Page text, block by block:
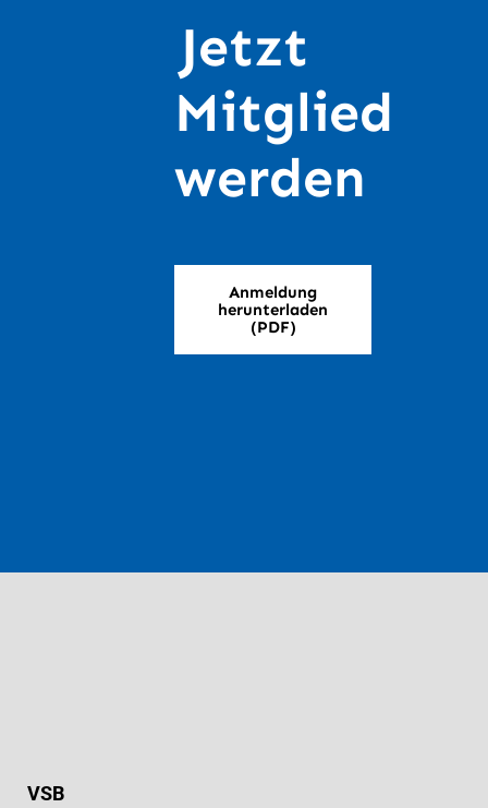
Jetzt
Mitglied
werden
Anmeldung
herunterladen
(PDF)
VSB